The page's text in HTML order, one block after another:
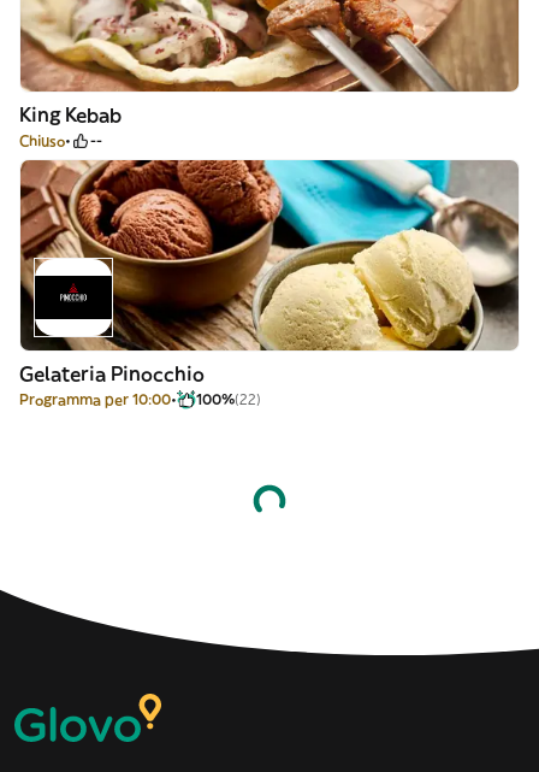
King Kebab
Chiuso --
Gelateria Pinocchio
Programma per 10:00 100%(22)